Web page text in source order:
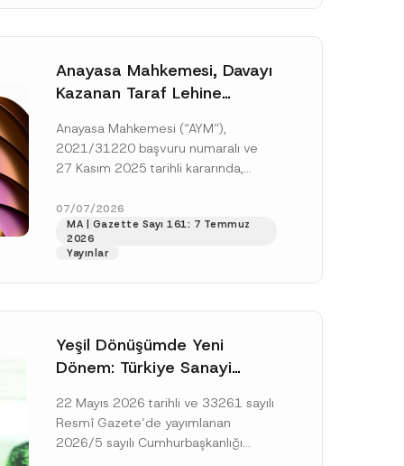
Anayasa Mahkemesi, Davayı
Kazanan Taraf Lehine
Hükmedilmemesi Nedeniyle
Mahkemeye Erişim Hakkının
Anayasa Mahkemesi (“AYM”),
2021/31220 başvuru numaralı ve
27 Kasım 2025 tarihli kararında,
itirazın kabul edilerek icranın geri
bırakılmasına karar...[Devamını Oku]
07/07/2026
MA | Gazette Sayı 161: 7 Temmuz
2026
Yayınlar
Yeşil Dönüşümde Yeni
Dönem: Türkiye Sanayi
Platformu Oluşturuldu
22 Mayıs 2026 tarihli ve 33261 sayılı
Resmî Gazete’de yayımlanan
2026/5 sayılı Cumhurbaşkanlığı